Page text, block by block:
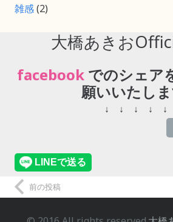
雑感(2)
大橋あきお
twitter
facebookでのシェアを
いいたしま
↓ ↓ ↓ ↓ ↓
前の投稿